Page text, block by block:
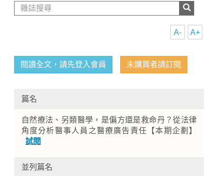
A+
A-
閱讀全文，請先登入會員 未購買者請訂閱
篇名
自然療法、另類醫學，是偏方還是救命丹？從法律
角度分析醫事人員之醫療廣告責任【本期企劃】
試閱
並列篇名